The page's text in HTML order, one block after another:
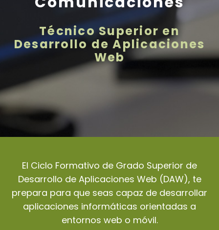
Técnico Superior en
Desarrollo de Aplicaciones
Web
El Ciclo Formativo de Grado Superior de
Desarrollo de Aplicaciones Web (DAW), te
prepara para que seas capaz de desarrollar
aplicaciones informáticas orientadas a
entornos web o móvil.